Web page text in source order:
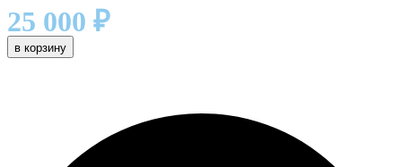
25 000 ₽
в корзину